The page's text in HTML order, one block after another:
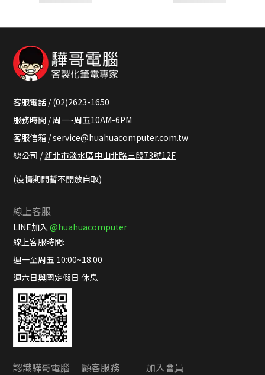
客服電話 / (02)2623-1650
服務時間 / 周一~周五10AM-6PM
客服信箱 /service@huahuacomputer.com.tw
總公司 /新北市淡水區中山北路三段73號12F
(疫情期間暫不開放自取)
線上客服
LINE加入@huahuacomputer
線上客服時間:
週一至周五 10:00~18:00
週六日與國定假日 休息
認識驊哥電腦 顧客服務 加入會員